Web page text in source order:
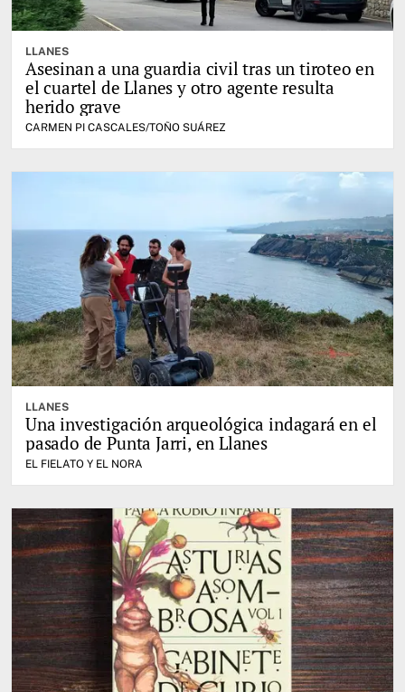
LLANES
Asesinan a una guardia civil tras un tiroteo en
el cuartel de Llanes y otro agente resulta
herido grave
CARMEN PI CASCALES/TOÑO SUÁREZ
LLANES
Una investigación arqueológica indagará en el
pasado de Punta Jarri, en Llanes
EL FIELATO Y EL NORA